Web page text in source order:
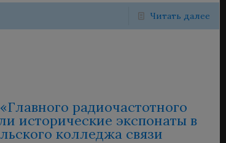
Читать далее
радиочастотного
исторические экспонаты в
колледжа связи